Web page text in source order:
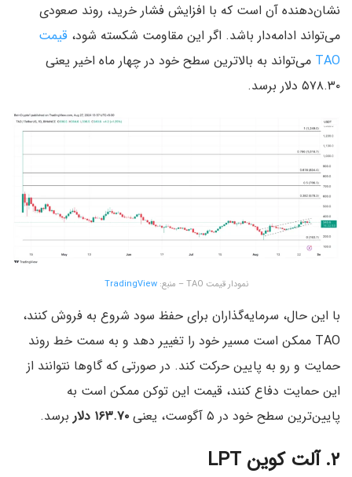
نشان‌دهنده آن است که با افزایش فشار خرید، روند صعودی
می‌تواند ادامه‌دار باشد. اگر این مقاومت شکسته شود، قیمت
TAO می‌تواند به بالاترین سطح خود در چهار ماه اخیر یعنی
۵۷۸.۳۰ دلار برسد.
نمودار قیمت TAO – منبع: TradingView
با این حال، سرمایه‌گذاران برای حفظ سود شروع به فروش کنند،
TAO ممکن است مسیر خود را تغییر دهد و به سمت خط روند
حمایت و رو به پایین حرکت کند. در صورتی که گاوها نتوانند از
این حمایت دفاع کنند، قیمت این توکن ممکن است به
پایین‌ترین سطح خود در ۵ آگوست، یعنی
۱۶۳.۷۰ دلار برسد.
۲. آلت کوین LPT